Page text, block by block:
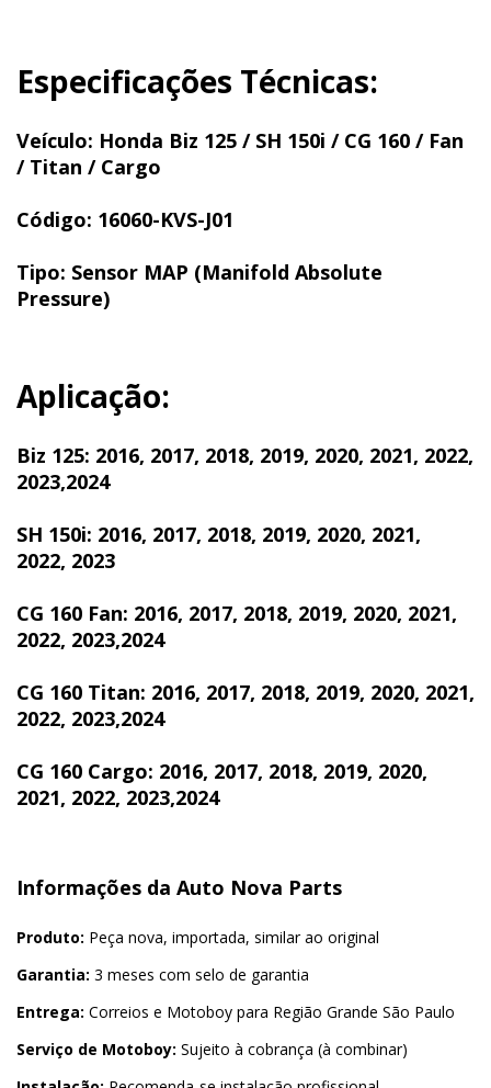
Especificações Técnicas:
Veículo: Honda Biz 125 / SH 150i / CG 160 / Fan
/ Titan / Cargo
Código: 16060-KVS-J01
Tipo: Sensor MAP (Manifold Absolute
Pressure)
Aplicação:
Biz 125: 2016, 2017, 2018, 2019, 2020, 2021, 2022,
2023,2024
SH 150i: 2016, 2017, 2018, 2019, 2020, 2021,
2022, 2023
CG 160 Fan: 2016, 2017, 2018, 2019, 2020, 2021,
2022, 2023,2024
CG 160 Titan: 2016, 2017, 2018, 2019, 2020, 2021,
2022, 2023,2024
CG 160 Cargo: 2016, 2017, 2018, 2019, 2020,
2021, 2022, 2023,2024
Informações da Auto Nova Parts
Produto: Peça nova, importada, similar ao original
Garantia: 3 meses com selo de garantia
Entrega: Correios e Motoboy para Região Grande São Paulo
Serviço de Motoboy: Sujeito à cobrança (à combinar)